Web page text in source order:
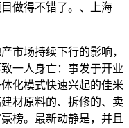
做得不错了。、上海
场持续下行的影响，
一人身亡：事发于开业
化模式快速兴起的佳米
材原料的、拆修的、卖
榜。最新动静是，并且